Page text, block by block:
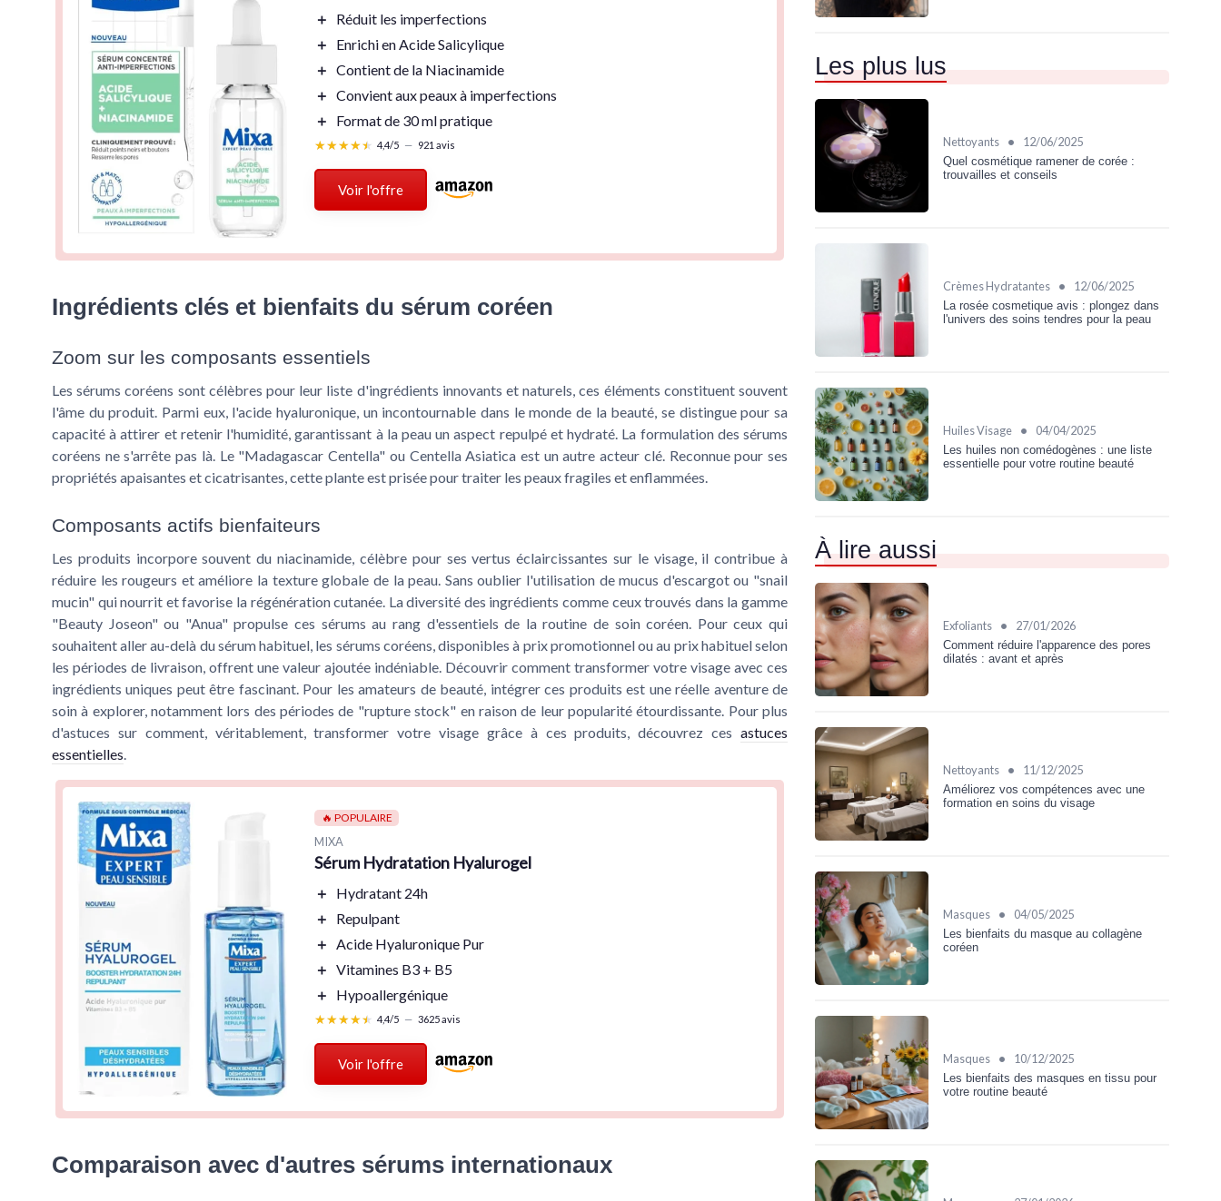
＋ Réduit les imperfections
＋
Enrichi enAcide Salicylique
＋ Contient de la Niacinamide
＋ Convient aux peauxà imperfections
＋
Format de 30 mlpratique
★★★★★
★★★★★ 4,4/5 — 921 avis
Voir l'offre
Ingrédients clés et bienfaits du sérum coréen
Zoom sur les composants essentiels
Les sérums coréens sont célèbres pour leur liste d'ingrédients innovants et naturels, ces éléments constituent souvent
l'âme du produit. Parmi eux, l'acide hyaluronique, un incontournable dans le monde de la beauté, se distingue pour sa
capacité à attirer et retenir l'humidité, garantissant à la peau un aspect repulpé et hydraté. La formulation des sérums
coréens ne s'arrête pas là. Le "Madagascar Centella" ou Centella Asiatica est un autre acteur clé. Reconnue pour ses
propriétés apaisantes et cicatrisantes, cette plante est prisée pour traiter les peaux fragiles et enflammées.
Composants actifs bienfaiteurs
Les produits incorpore souvent du niacinamide, célèbre pour ses vertus éclaircissantes sur le visage, il contribue à
réduire les rougeurs et améliore la texture globale de la peau. Sans oublier l'utilisation de mucus d'escargot ou "snail
mucin" qui nourrit et favorise la régénération cutanée. La diversité des ingrédients comme ceux trouvés dans la gamme
"Beauty Joseon" ou "Anua" propulse ces sérums au rang d'essentiels de la routine de soin coréen. Pour ceux qui
souhaitent aller au-delà du sérum habituel, les sérums coréens, disponibles à prix promotionnel ou au prix habituel selon
les périodes de livraison, offrent une valeur ajoutée indéniable. Découvrir comment transformer votre visage avec ces
ingrédients uniques peut être fascinant. Pour les amateurs de beauté, intégrer ces produits est une réelle aventure de
soin à explorer, notamment lors des périodes de "rupture stock" en raison de leur popularité étourdissante. Pour plus
d'astuces sur comment, véritablement, transformer votre visage grâce à ces produits, découvrez ces astuces
essentielles.
🔥 POPULAIRE
MIXA
Sérum Hydratation Hyalurogel
＋
Hydratant 24h
＋
Repulpant
＋ Acide Hyaluronique Pur
＋ Vitamines B3 + B5
＋
Hypoallergénique
★★★★★
★★★★★ 4,4/5 — 3625 avis
Voir l'offre
Comparaison avec d'autres sérums internationaux
Les plus lus
Nettoyants • 12/06/2025
Quel cosmétique ramener de corée :
trouvailles et conseils
Crèmes Hydratantes • 12/06/2025
La rosée cosmetique avis : plongez dans
l'univers des soins tendres pour la peau
Huiles Visage • 04/04/2025
Les huiles non comédogènes : une liste
essentielle pour votre routine beauté
À lire aussi
Exfoliants • 27/01/2026
Comment réduire l'apparence des pores
dilatés : avant et après
Nettoyants • 11/12/2025
Améliorez vos compétences avec une
formation en soins du visage
Masques • 04/05/2025
Les bienfaits du masque au collagène
coréen
Masques • 10/12/2025
Les bienfaits des masques en tissu pour
votre routine beauté